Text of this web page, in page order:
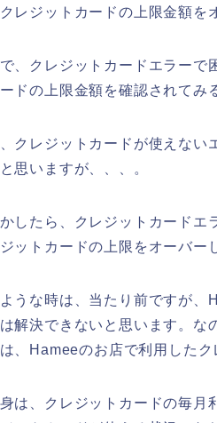
レジットカードの上限金額を
、クレジットカードエラーで
ードの上限金額を確認されてみ
クレジットカードが使えない
思いますが、、、。
したら、クレジットカードエ
ットカードの上限をオーバー
うな時は、当たり前ですが
解決できないと思います。な
、Hameeのお店で利用した
は、クレジットカードの毎月